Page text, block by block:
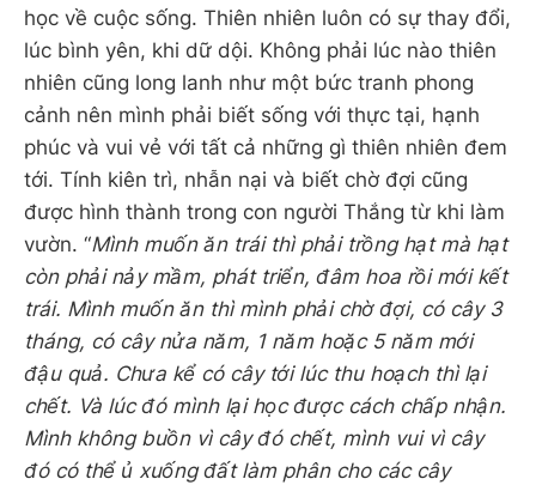
học về cuộc sống. Thiên nhiên luôn có sự thay đổi,
lúc bình yên, khi dữ dội. Không phải lúc nào thiên
nhiên cũng long lanh như một bức tranh phong
cảnh nên mình phải biết sống với thực tại, hạnh
phúc và vui vẻ với tất cả những gì thiên nhiên đem
tới. Tính kiên trì, nhẫn nại và biết chờ đợi cũng
được hình thành trong con người Thắng từ khi làm
vườn. “Mình muốn ăn trái thì phải trồng hạt mà hạt
còn phải nảy mầm, phát triển, đâm hoa rồi mới kết
trái. Mình muốn ăn thì mình phải chờ đợi, có cây 3
tháng, có cây nửa năm, 1 năm hoặc 5 năm mới
đậu quả. Chưa kể có cây tới lúc thu hoạch thì lại
chết. Và lúc đó mình lại học được cách chấp nhận.
Mình không buồn vì cây đó chết, mình vui vì cây
đó có thể ủ xuống đất làm phân cho các cây